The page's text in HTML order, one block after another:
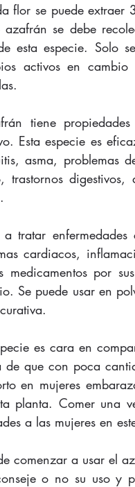
flor se puede extraer
azafrán se debe
esta especie. Solo
activos en
tiene propiedades
Esta especie es
asma, problemas
trastornos
tratar
cardiacos,
medicamentos por
Se puede usar en
es cara en
de que con poca
en mujeres
planta. Comer una
a las mujeres en
comenzar a usar el
o no su uso y